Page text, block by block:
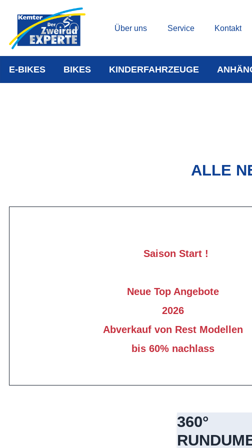
Über uns Service Kontakt
E-BIKES BIKES KINDERFAHRZEUGE
ALLE
Saison Start !
Neue Top Angebote
2026
Abverkauf von Rest Modellen
bis 60% nachlass
360°